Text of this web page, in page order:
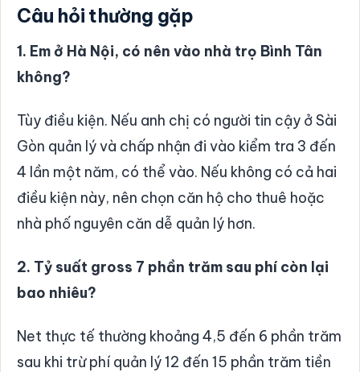
Câu hỏi thường gặp
1. Em ở Hà Nội, có nên vào nhà trọ Bình Tân
không?
Tùy điều kiện. Nếu anh chị có người tin cậy ở Sài
Gòn quản lý và chấp nhận đi vào kiểm tra 3 đến
4 lần một năm, có thể vào. Nếu không có cả hai
điều kiện này, nên chọn căn hộ cho thuê hoặc
nhà phố nguyên căn dễ quản lý hơn.
2. Tỷ suất gross 7 phần trăm sau phí còn lại
bao nhiêu?
Net thực tế thường khoảng 4,5 đến 6 phần trăm
sau khi trừ phí quản lý 12 đến 15 phần trăm tiền